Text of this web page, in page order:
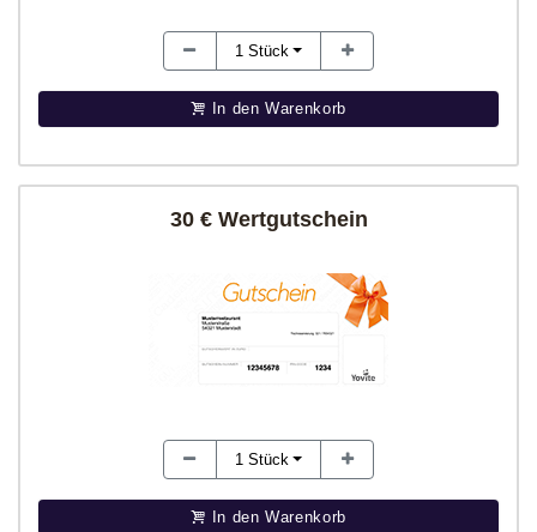
1 Stück
In den Warenkorb
30 € Wertgutschein
1 Stück
In den Warenkorb